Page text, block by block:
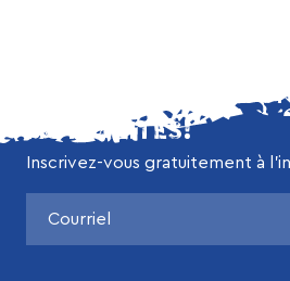
NE MANQUEZ
ACTUALITÉS!
Inscrivez-vous gratuitement à